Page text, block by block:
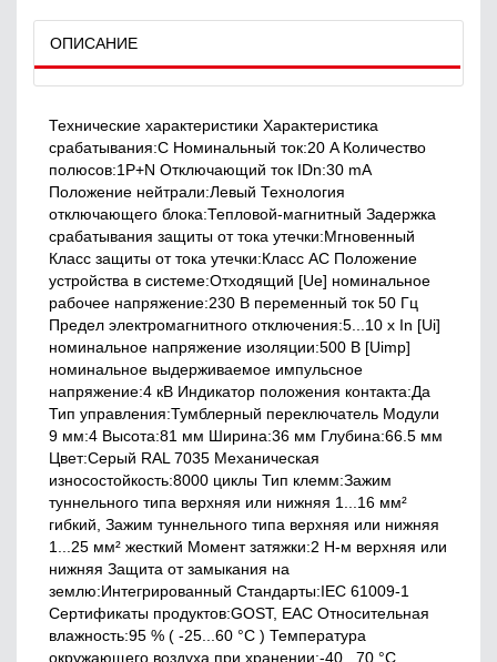
ОПИСАНИЕ
Технические характеристики Характеристика
срабатывания:C Номинальный ток:20 A Количество
полюсов:1P+N Отключающий ток IDn:30 mA
Положение нейтрали:Левый Технология
отключающего блока:Тепловой-магнитный Задержка
срабатывания защиты от тока утечки:Мгновенный
Класс защиты от тока утечки:Класс АС Положение
устройства в системе:Отходящий [Ue] номинальное
рабочее напряжение:230 В переменный ток 50 Гц
Предел электромагнитного отключения:5...10 x In [Ui]
номинальное напряжение изоляции:500 В [Uimp]
номинальное выдерживаемое импульсное
напряжение:4 кВ Индикатор положения контакта:Да
Тип управления:Тумблерный переключатель Модули
9 мм:4 Высота:81 мм Ширина:36 мм Глубина:66.5 мм
Цвет:Серый RAL 7035 Механическая
износостойкость:8000 циклы Тип клемм:Зажим
туннельного типа верхняя или нижняя 1...16 мм²
гибкий, Зажим туннельного типа верхняя или нижняя
1...25 мм² жесткий Момент затяжки:2 Н-м верхняя или
нижняя Защита от замыкания на
землю:Интегрированный Стандарты:IEC 61009-1
Сертификаты продуктов:GOST, EAC Относительная
влажность:95 % ( -25...60 °C ) Температура
окружающего воздуха при хранении:-40...70 °C